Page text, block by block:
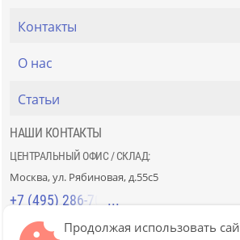
Контакты
О нас
Статьи
НАШИ КОНТАКТЫ
ЦЕНТРАЛЬНЫЙ ОФИС / СКЛАД:
Москва, ул. Рябиновая, д.55с5
+7 (495) 286-70-40
СТРОЙРЫНОК «СЛАВЯНСКИЙ МИР»:
Продолжая использовать